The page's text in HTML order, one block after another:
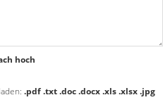
hoch
.pdf .txt .doc .docx .xls .xlsx .jpg